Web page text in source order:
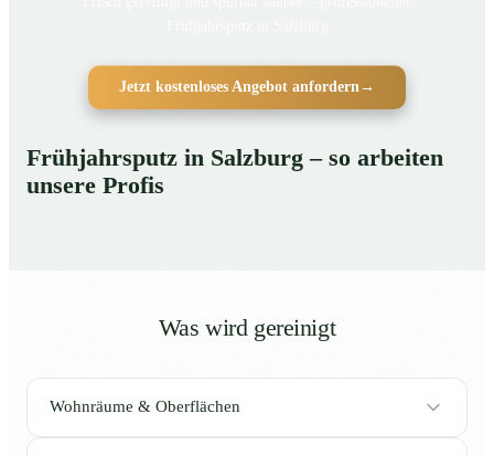
Jetzt kostenloses Angebot anfordern →
Frühjahrsputz in Salzburg – so arbeiten
unsere Profis
Was wird gereinigt
Wohnräume & Oberflächen